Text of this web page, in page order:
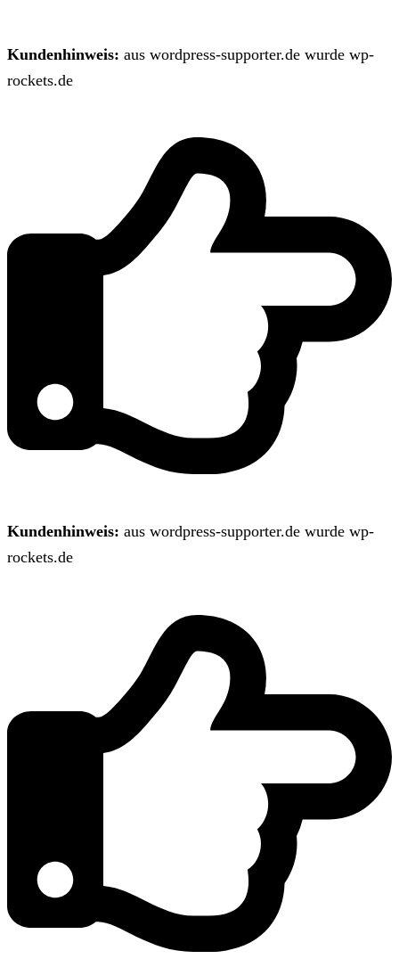
Kundenhinweis: aus wordpress-supporter.de wurde wp-
rockets.de
Kundenhinweis: aus wordpress-supporter.de wurde wp-
rockets.de